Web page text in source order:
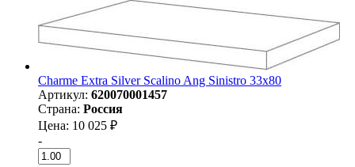
Charme Extra Silver Scalino Ang Sinistro 33x80
Артикул: 620070001457
Страна: Россия
Цена: 10 025 ₽
-